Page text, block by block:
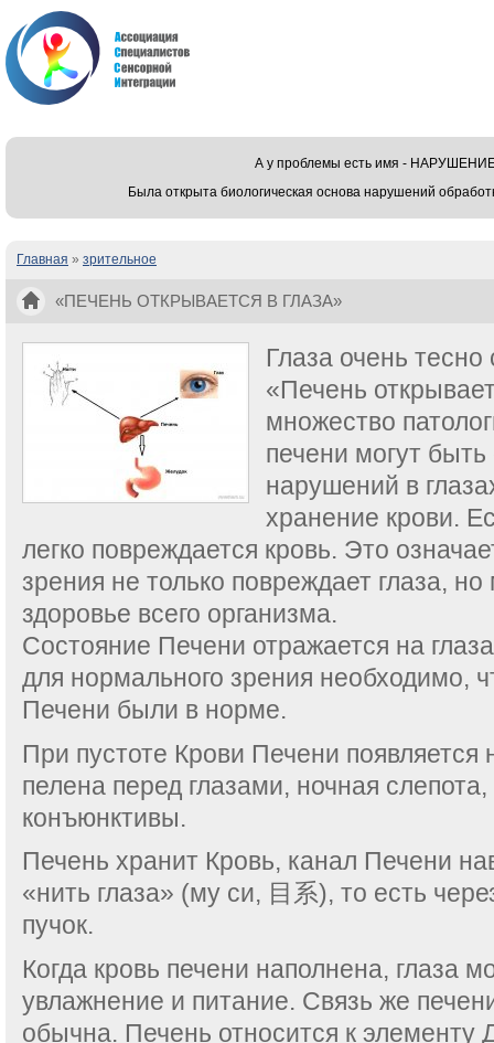
А у проблемы есть имя -
Была открыта биологическая основа нарушений
Вы здесь
Главная » зрительное
«ПЕЧЕНЬ ОТКРЫВАЕТСЯ В ГЛАЗА»
Глаза очень
«Печень
множество
печени могут
нарушений в
хранение крови.
легко повреждается кровь. Это
зрения не только повреждает глаза,
здоровье всего организма.
Состояние Печени отражается на
для нормального зрения необходимо,
Печени были в норме.
При пустоте Крови Печени появляется
пелена перед глазами, ночная
конъюнктивы.
Печень хранит Кровь, канал Печени
«нить глаза» (му си, 目系), то есть
пучок.
Когда кровь печени наполнена, глаза
увлажнение и питание. Связь же
обычна. Печень относится к элементу